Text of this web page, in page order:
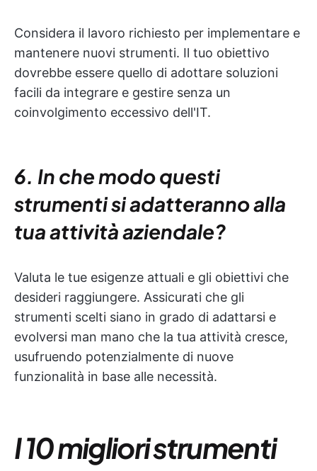
Considera il lavoro richiesto per implementare e
mantenere nuovi strumenti. Il tuo obiettivo
dovrebbe essere quello di adottare soluzioni
facili da integrare e gestire senza un
coinvolgimento eccessivo dell'IT.
6. In che modo questi
strumenti si adatteranno alla
tua attività aziendale?
Valuta le tue esigenze attuali e gli obiettivi che
desideri raggiungere. Assicurati che gli
strumenti scelti siano in grado di adattarsi e
evolversi man mano che la tua attività cresce,
usufruendo potenzialmente di nuove
funzionalità in base alle necessità.
I 10 migliori strumenti